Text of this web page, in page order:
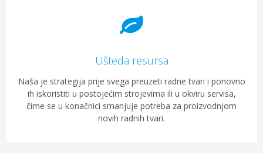
Ušteda resursa
Naša je strategija prije svega preuzeti radne tvari i ponovno
ih iskoristiti u postojećim strojevima ili u okviru servisa,
čime se u konačnici smanjuje potreba za proizvodnjom
novih radnih tvari.